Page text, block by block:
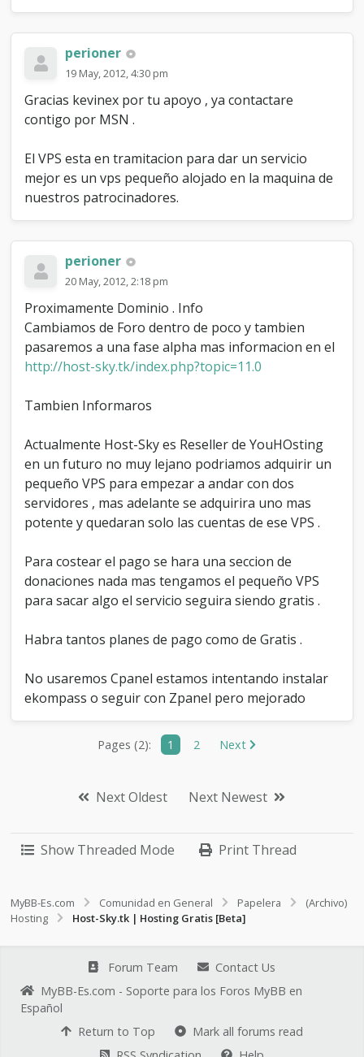
perioner
19 May, 2012, 4:30 pm
Gracias kevinex por tu apoyo , ya contactare
contigo por MSN .
El VPS esta en tramitacion para dar un servicio
mejor es un vps pequeño alojado en la maquina de
nuestros patrocinadores.
perioner
20 May, 2012, 2:18 pm
Proximamente Dominio . Info
Cambiamos de Foro dentro de poco y tambien
pasaremos a una fase alpha mas informacion en el
http://host-sky.tk/index.php?topic=11.0
Tambien Informaros
Actualmente Host-Sky es Reseller de YouHOsting
en un futuro no muy lejano podriamos adquirir un
pequeño VPS para empezar a andar con dos
servidores , mas adelante se adquirira uno mas
potente y quedaran solo las cuentas de ese VPS .
Para costear el pago se hara una seccion de
donaciones nada mas tengamos el pequeño VPS
para sacar algo el servicio seguira siendo gratis .
Habra tantos planes de pago como de Gratis .
No usaremos Cpanel estamos intentando instalar
ekompass o seguir con Zpanel pero mejorado
Pages (2): 1 2 Next
Next Oldest Next Newest
Show Threaded Mode Print Thread
MyBB-Es.com Comunidad en General Papelera
(Archivo)
Hosting
Host-Sky.tk | Hosting Gratis [Beta]
Forum Team
Contact Us
MyBB-Es.com - Soporte para los Foros MyBB en
Español
Return to Top
Mark all forums read